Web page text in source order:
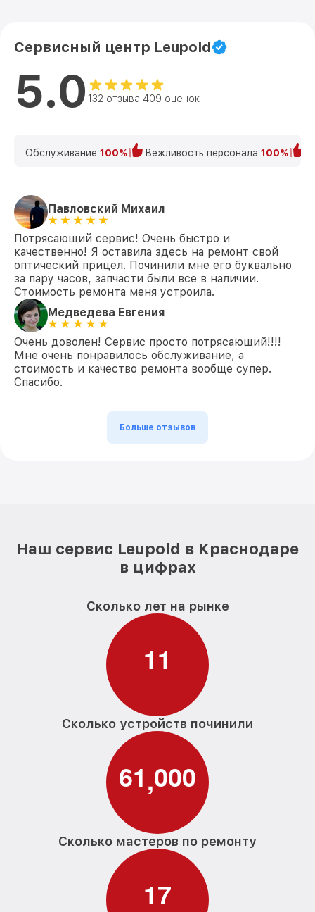
Сервисный центр Leupold
5.0 132 отзыва 409 оценок
Обслуживание 100% Вежливость персонала 100%
Павловский Михаил
Потрясающий сервис! Очень быстро и
качественно! Я оставила здесь на ремонт свой
оптический прицел. Починили мне его буквально
за пару часов, запчасти были все в наличии.
Стоимость ремонта меня устроила.
Медведева Евгения
Очень доволен! Сервис просто потрясающий!!!!
Мне очень понравилось обслуживание, а
стоимость и качество ремонта вообще супер.
Спасибо.
Больше отзывов
Наш сервис Leupold в Краснодаре
в цифрах
Сколько лет на рынке
11
Сколько устройств починили
61,000
Сколько мастеров по ремонту
17